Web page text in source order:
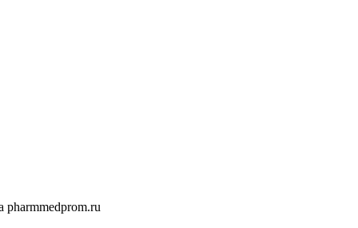
pharmmedprom.ru